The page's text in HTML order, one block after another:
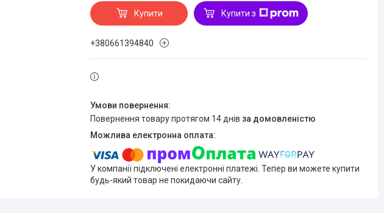
Купити Купити з
+380661394840
повернення товару протягом 14 днів за домовленістю
У компанії підключені електронні платежі. Тепер ви можете купити
будь-який товар не покидаючи сайту.